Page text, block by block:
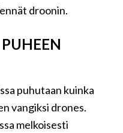
droonin.
puhutaan kuinka
vangiksi drones.
melkoisesti